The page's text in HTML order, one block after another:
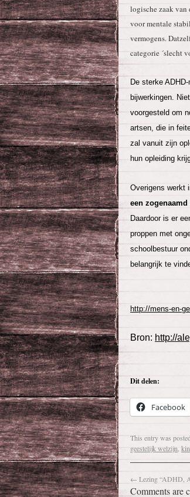
logische zaak van
voor mentale
vermogens.
categorie ´slecht
De sterke
bijwerkingen.
voorgesteld om
artsen, die in
zal vanuit zijn
hun opleiding
Overigens werkt
een
Daardoor is er
proppen met
schoolbestuur
belangrijk te
http://mens-en-
Bron: http://
Dit delen:
Facebook
This entry was
geestelijk welzijn
← Lezing “ADHD,
Comments are